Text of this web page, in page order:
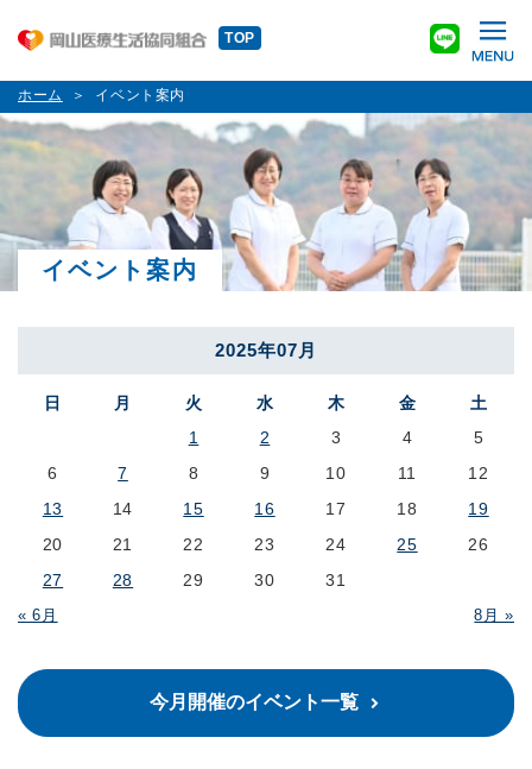
TOP
ホーム イベント案内
イベント案内
2025年07月
日 月 火 水 木 金 土
« 6月 8月 »
1 2 3 4
5
6
7 8 9 10 11
12
13
14 15 16 17 18
19
20
21 22 23 24 25
26
27
28 29 30 31
今月開催のイベント一覧